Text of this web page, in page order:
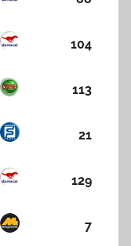
104
113
21
129
7